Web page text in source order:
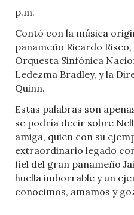
p.m.
Contó con la música
panameño Ricardo
Orquesta Sinfónica
Ledezma Bradley, y la
Quinn.
Estas palabras son
se podría decir sobre
amiga, quien con su
extraordinario legado
fiel del gran panameño
huella imborrable y un
conocimos, amamos y